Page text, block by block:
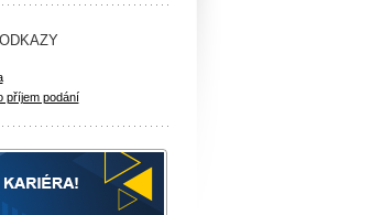
příjem podání